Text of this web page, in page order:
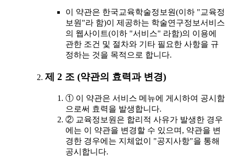
이 약관은 한국교육학술정보원(이하 "교육정
보원"라 함)이 제공하는 학술연구정보서비스
의 웹사이트(이하 "서비스" 라함)의 이용에
관한 조건 및 절차와 기타 필요한 사항을 규
정하는 것을 목적으로 합니다.
제 2 조 (약관의 효력과 변경)
① 이 약관은 서비스 메뉴에 게시하여 공시함
으로써 효력을 발생합니다.
② 교육정보원은 합리적 사유가 발생한 경우
에는 이 약관을 변경할 수 있으며, 약관을 변
경한 경우에는 지체없이 "공지사항"을 통해
공시합니다.